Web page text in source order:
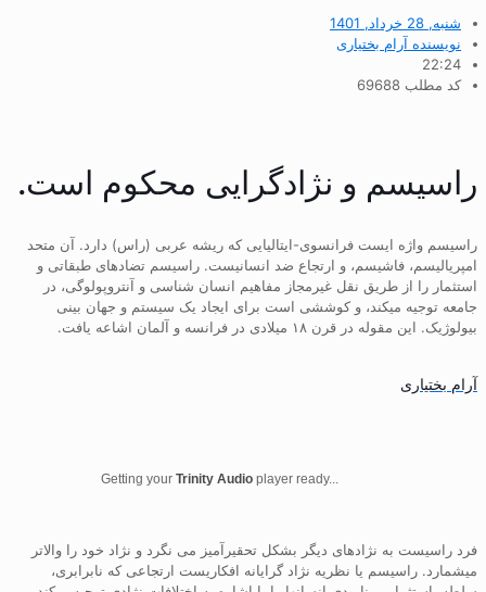
شنبه, 28 خرداد, 1401
نویسنده آرام بختیاری
22:24
کد مطلب 69688
راسیسم و نژادگرایی محکوم است.
راسیسم واژه ایست فرانسوی-ایتالیایی که ریشه عربی (راس) دارد. آن متحد
امپریالیسم، فاشیسم، و ارتجاع ضد انسانیست. راسیسم تضادهای طبقاتی و
استثمار را از طریق نقل غیرمجاز مفاهیم انسان شناسی و آنتروپولوگی، در
جامعه توجیه میکند، و کوششی است برای ایجاد یک سیستم و جهان بینی
بیولوژیک. این مقوله در قرن ۱۸ میلادی در فرانسه و آلمان اشاعه یافت.
آرام بختیاری
Getting your Trinity Audio player ready...
فرد راسیست به نژادهای دیگر بشکل تحقیرآمیز می نگرد و نژاد خود را والاتر
میشمارد. راسیسم یا نظریه نژاد گرایانه افکاریست ارتجاعی که نابرابری،